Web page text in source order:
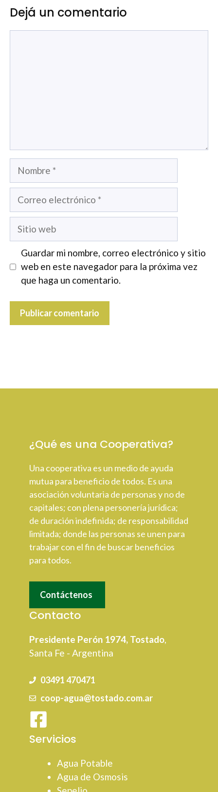
Dejá un comentario
Nombre
Correo
Sitio
Guardar mi nombre, correo electrónico y sitio
web en este navegador para la próxima vez
que haga un comentario.
¿Qué es una Cooperativa?
Una cooperativa es un medio de ayuda
mutua para beneficio de todos. Es una
asociación voluntaria de personas y no de
capitales; con plena personería jurídica;
de duración indefinida; de responsabilidad
limitada; donde las personas se unen para
trabajar con el fin de buscar beneficios
para todos.
Contáctenos
Contacto
Presidente Perón 1974, Tostado
Santa Fe - Argentina
03491 470471
coop-agua@tostado.com.ar
Servicios
Agua Potable
Agua de Osmosis